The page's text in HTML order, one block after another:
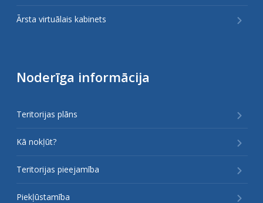
Ārsta virtuālais kabinets
Noderīga informācija
Teritorijas plāns
Kā nokļūt?
Teritorijas pieejamība
Piekļūstamība